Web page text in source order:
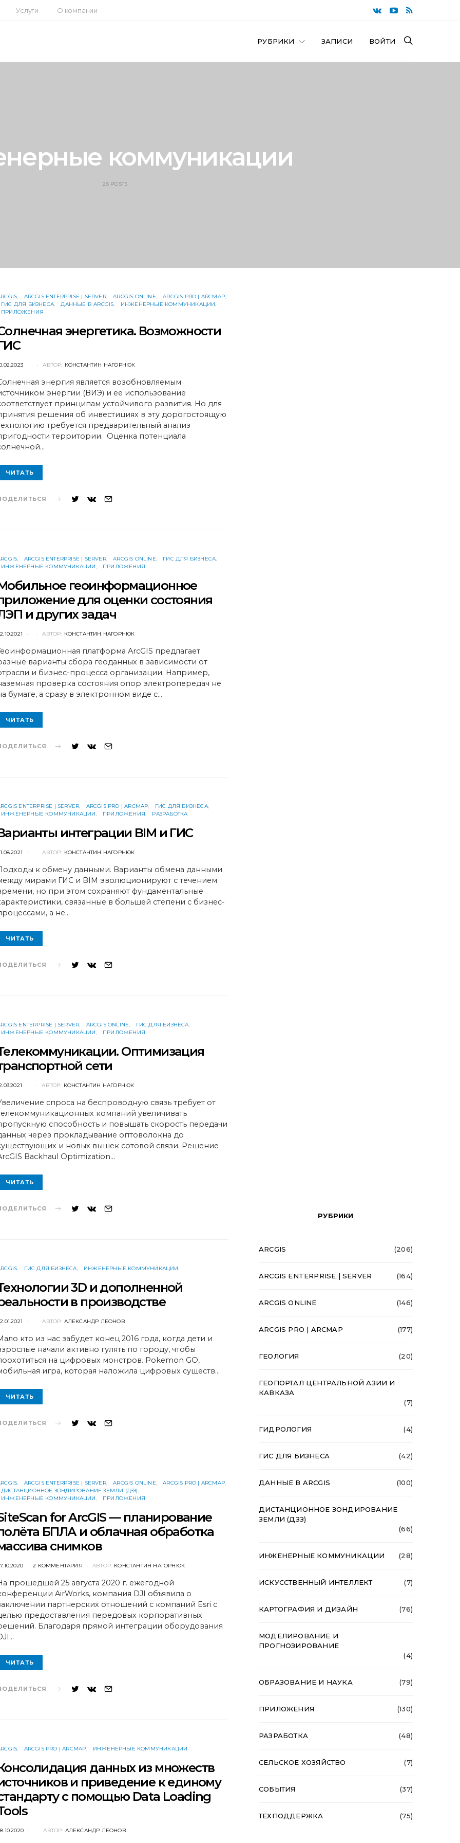
Услуги О компании
РУБРИКИ ЗАПИСИ ВОЙТИ
коммуникации
28 POSTS
ARCGIS ENTERPRISE | SERVER ARCGIS ONLINE
ARCGIS PRO | ARCMAP
ГИС ДЛЯ БИЗНЕСА
ДАННЫЕ В ARCGIS
ИНЖЕНЕРНЫЕ КОММУНИКАЦИИ
ПРИЛОЖЕНИЯ
энергетика. Возможности
АВТОР: КОНСТАНТИН НАГОРНЮК
энергия является возобновляемым
энергии (ВИЭ) и ее использование
принципам устойчивого развития. Но для
решения об инвестициях в эту дорогостоящую
требуется предварительный анализ
территории. Оценка потенциала
ЧИТАТЬ
ARCGIS ENTERPRISE | SERVER ARCGIS ONLINE
ГИС ДЛЯ БИЗНЕСА
ИНЖЕНЕРНЫЕ КОММУНИКАЦИИ
ПРИЛОЖЕНИЯ
геоинформационное
для оценки состояния
и других задач
АВТОР: КОНСТАНТИН НАГОРНЮК
платформа ArcGIS предлагает
варианты сбора геоданных в зависимости от
и бизнес-процесса организации. Например,
проверка состояния опор электропередач не
бумаге, а сразу в электронном виде с…
ЧИТАТЬ
ENTERPRISE | SERVER ARCGIS PRO | ARCMAP
ГИС ДЛЯ БИЗНЕСА
ИНЖЕНЕРНЫЕ КОММУНИКАЦИИ
ПРИЛОЖЕНИЯ РАЗРАБОТКА
интеграции BIM и ГИС
АВТОР: КОНСТАНТИН НАГОРНЮК
к обмену данными. Варианты обмена данными
мирами ГИС и BIM эволюционируют с течением
но при этом сохраняют фундаментальные
связанные в большей степени с бизнес-
а не…
ЧИТАТЬ
ENTERPRISE | SERVER ARCGIS ONLINE
ГИС ДЛЯ БИЗНЕСА
ИНЖЕНЕРНЫЕ КОММУНИКАЦИИ
ПРИЛОЖЕНИЯ
Оптимизация
сети
АВТОР: КОНСТАНТИН НАГОРНЮК
спроса на беспроводную связь требует от
компаний увеличивать
способность и повышать скорость передачи
через прокладывание оптоволокна до
и новых вышек сотовой связи. Решение
Backhaul Optimization…
ЧИТАТЬ
ГИС ДЛЯ БИЗНЕСА ИНЖЕНЕРНЫЕ КОММУНИКАЦИИ
3D и дополненной
в производстве
АВТОР: АЛЕКСАНДР ЛЕОНОВ
кто из нас забудет конец 2016 года, когда дети и
начали активно гулять по городу, чтобы
на цифровых монстров. Pokemon GO,
игра, которая наложила цифровых существ…
ЧИТАТЬ
ARCGIS ENTERPRISE | SERVER ARCGIS ONLINE
ARCGIS PRO | ARCMAP
ДИСТАНЦИОННОЕ ЗОНДИРОВАНИЕ ЗЕМЛИ (ДЗЗ)
ИНЖЕНЕРНЫЕ КОММУНИКАЦИИ
ПРИЛОЖЕНИЯ
for ArcGIS — планирование
БПЛА и облачная обработка
снимков
2 КОММЕНТАРИЯ АВТОР: КОНСТАНТИН НАГОРНЮК
прошедшей 25 августа 2020 г. ежегодной
AirWorks, компания DJI объявила о
партнерских отношений с компаний Esri c
предоставления передовых корпоративных
Благодаря прямой интеграции оборудования
ЧИТАТЬ
ARCGIS PRO | ARCMAP ИНЖЕНЕРНЫЕ КОММУНИКАЦИИ
данных из множеств
и приведение к единому
с помощью Data Loading
АВТОР: АЛЕКСАНДР ЛЕОНОВ
РУБРИКИ
ARCGIS (206)
ARCGIS ENTERPRISE | SERVER (164)
ARCGIS ONLINE (146)
ARCGIS PRO | ARCMAP (177)
ГЕОЛОГИЯ (20)
ГЕОПОРТАЛ ЦЕНТРАЛЬНОЙ АЗИИ И
КАВКАЗА
(7)
ГИДРОЛОГИЯ (4)
ГИС ДЛЯ БИЗНЕСА (42)
ДАННЫЕ В ARCGIS (100)
ДИСТАНЦИОННОЕ ЗОНДИРОВАНИЕ
ЗЕМЛИ (ДЗЗ)
(66)
ИНЖЕНЕРНЫЕ КОММУНИКАЦИИ (28)
ИСКУССТВЕННЫЙ ИНТЕЛЛЕКТ (7)
КАРТОГРАФИЯ И ДИЗАЙН (76)
МОДЕЛИРОВАНИЕ И
ПРОГНОЗИРОВАНИЕ
(4)
ОБРАЗОВАНИЕ И НАУКА (79)
ПРИЛОЖЕНИЯ (130)
РАЗРАБОТКА (48)
СЕЛЬСКОЕ ХОЗЯЙСТВО (7)
СОБЫТИЯ (37)
ТЕХПОДДЕРЖКА (75)